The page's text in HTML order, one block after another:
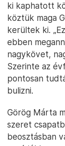
ki kaphatott
köztük maga
kerültek ki.
ebben
nagykövet,
Szerinte az
pontosan
bulizni.
Görög Márta
szeret
beosztásban